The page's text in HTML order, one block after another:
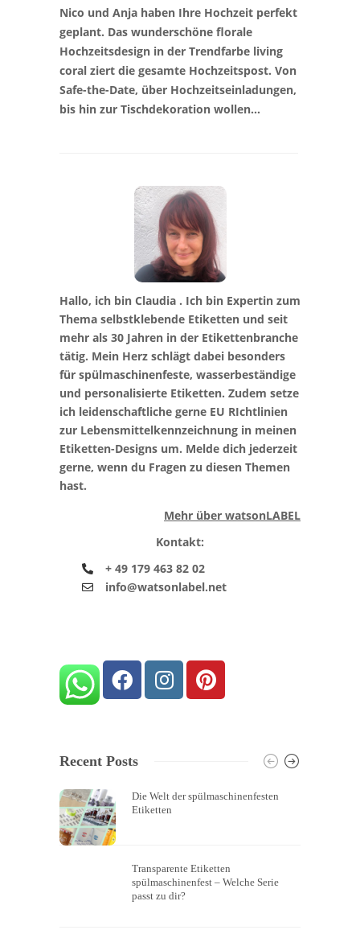
Nico und Anja haben Ihre Hochzeit perfekt
geplant. Das wunderschöne florale
Hochzeitsdesign in der Trendfarbe living
coral ziert die gesamte Hochzeitspost. Von
Safe-the-Date, über Hochzeitseinladungen,
bis hin zur Tischdekoration wollen…
Hallo, ich bin Claudia . Ich bin Expertin zum
Thema selbstklebende Etiketten und seit
mehr als 30 Jahren in der Etikettenbranche
tätig. Mein Herz schlägt dabei besonders
für spülmaschinenfeste, wasserbeständige
und personalisierte Etiketten. Zudem setze
ich leidenschaftliche gerne EU RIchtlinien
zur Lebensmittelkennzeichnung in meinen
Etiketten-Designs um. Melde dich jederzeit
gerne, wenn du Fragen zu diesen Themen
hast.
Mehr über watsonLABEL
Kontakt:
+ 49 179 463 82 02
info@watsonlabel.net
Recent Posts
Die Welt der spülmaschinenfesten
Etiketten
Transparente Etiketten
spülmaschinenfest – Welche Serie
passt zu dir?